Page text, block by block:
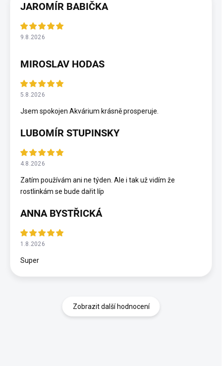
JAROMÍR BABIČKA
9.8.2026
MIROSLAV HODAS
5.8.2026
Jsem spokojen Akvárium krásně prosperuje.
LUBOMÍR STUPINSKY
4.8.2026
Zatím používám ani ne týden. Ale i tak už vidím že
rostlinkám se bude dařit líp
ANNA BYSTŘICKÁ
1.8.2026
Super
Zobrazit další hodnocení